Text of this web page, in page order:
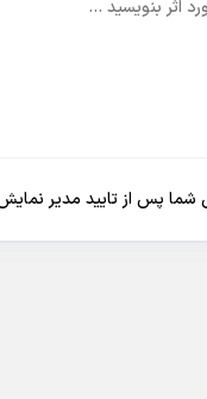
شما پس از تایید مدیر